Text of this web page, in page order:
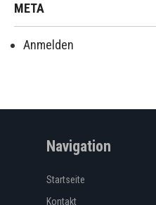
META
Anmelden
Navigation
Startseite
Kontakt